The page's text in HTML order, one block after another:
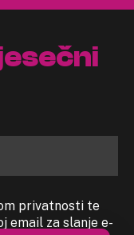
privatnosti te
email za slanje e-